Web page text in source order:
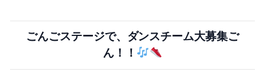
ごんごステージで、ダンスチーム大募集ご
ん！！